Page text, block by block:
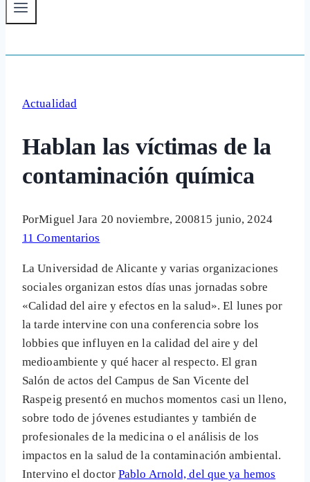
Actualidad
Hablan las víctimas de la
contaminación química
PorMiguel Jara 20 noviembre, 200815 junio, 2024
11 Comentarios
La Universidad de Alicante y varias organizaciones
sociales organizan estos días unas jornadas sobre
«Calidad del aire y efectos en la salud». El lunes por
la tarde intervine con una conferencia sobre los
lobbies que influyen en la calidad del aire y del
medioambiente y qué hacer al respecto. El gran
Salón de actos del Campus de San Vicente del
Raspeig presentó en muchos momentos casi un lleno,
sobre todo de jóvenes estudiantes y también de
profesionales de la medicina o el análisis de los
impactos en la salud de la contaminación ambiental.
Intervino el doctorPablo Arnold, del que ya hemos